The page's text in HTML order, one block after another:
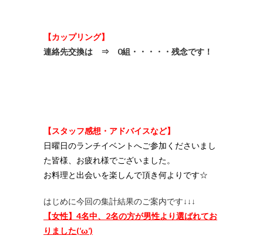
【カップリング】
連絡先交換は ⇒ 0組・・・・・残念です！
【スタッフ感想・アドバイスなど】
日曜日のランチイベントへご参加くださいまし
た皆様、お疲れ様でございました。
お料理と出会いを楽しんで頂き何よりです☆
はじめに今回の集計結果のご案内です↓↓↓
【女性】4名中、2名の方が男性より選ばれてお
りました(‘ω’)